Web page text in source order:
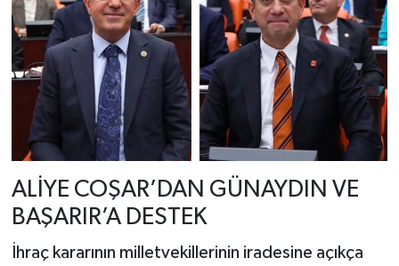
ALİYE COŞAR’DAN GÜNAYDIN VE
BAŞARIR’A DESTEK
İhraç kararının milletvekillerinin iradesine açıkça